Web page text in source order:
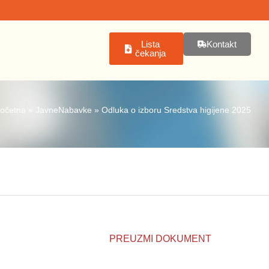
Lista
čekanja
Kontakt
JavneNabavke » Odluka o izboru Sredstva higijene 2025
PREUZMI DOKUMENT